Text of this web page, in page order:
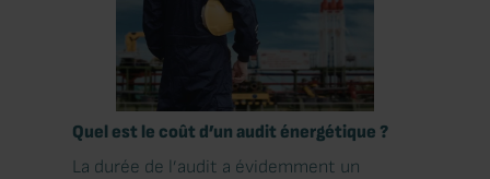
Quel est le coût d’un audit énergétique ?
La durée de l’audit a évidemment un